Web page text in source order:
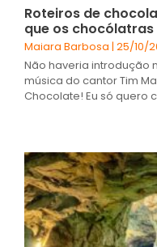
Roteiros de
que os
Maiara Barbosa 25/10/
Não haveria introdução
música do cantor Tim
Chocolate! Eu só quero